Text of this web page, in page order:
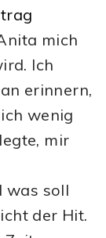
mich
Ich
erinnern,
wenig
mir
was soll
der Hit.